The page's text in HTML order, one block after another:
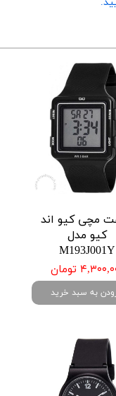
مچی کیو اند
کیو مدل
M193J001Y
تومان
به سبد خرید